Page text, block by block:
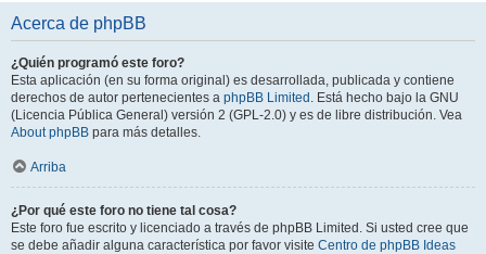
Acerca de phpBB
¿Quién programó este foro?
Esta aplicación (en su forma original) es desarrollada, publicada y contiene
derechos de autor pertenecientes a phpBB Limited . Está hecho bajo la GNU
(Licencia Pública General) versión 2 (GPL-2.0) y es de libre distribución. Vea
About phpBB para más detalles.
Arriba
¿Por qué este foro no tiene tal cosa?
Este foro fue escrito y licenciado a través de phpBB Limited. Si usted cree que
se debe añadir alguna característica por favor visite Centro de phpBB Ideas